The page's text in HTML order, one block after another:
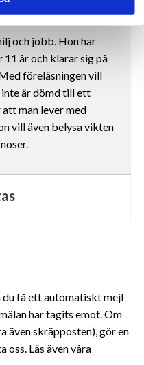
kan i sin tur kombinera
som du har
in när du har använt
att anpassa innehållet
tillhandahålla funktioner
vår trafik. Vi
och annan
vi samarbetar med. Dessa
med annan
tjänster.
tillhandahålla funktioner
vår trafik. Vi
och annan
sociala medier och
vi samarbetar med. Dessa
med annan
och jobb. Hon har
år och klarar sig på
föreläsningen vill
inte är dömd till ett
man lever med
vill även belysa vikten
få ett automatiskt mejl
har tagits emot. Om
även skräpposten), gör en
oss. Läs även våra